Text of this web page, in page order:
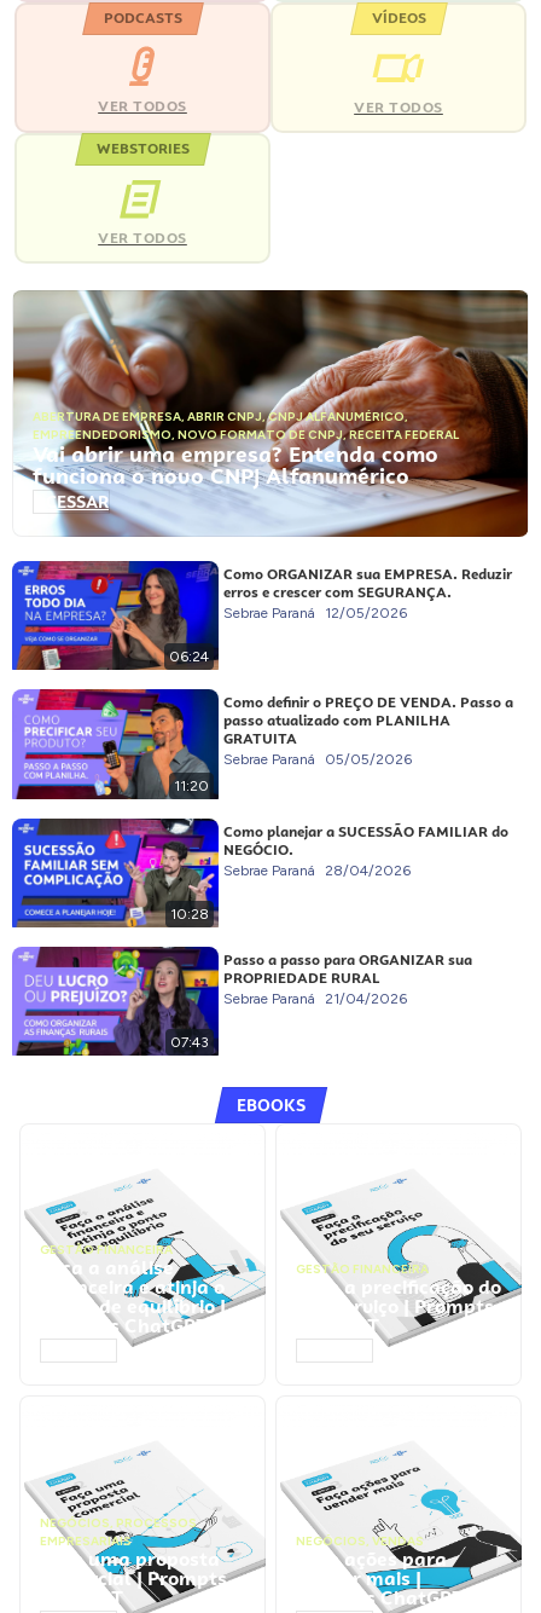
PODCASTS
VER TODOS
VÍDEOS
VER TODOS
WEBSTORIES
VER TODOS
ABERTURA DE EMPRESA, ABRIR CNPJ,CNPJ ALFANUMÉRICO,
EMPREENDEDORISMO, NOVO FORMATO DE CNPJ,RECEITA FEDERAL
Vai abrir uma empresa? Entenda como
funciona o novo CNPJ Alfanumérico
ACESSAR
06:24
Como ORGANIZAR sua EMPRESA. Reduzir
erros e crescer com SEGURANÇA.
Sebrae Paraná 12/05/2026
11:20
Como definir o PREÇO DE VENDA. Passo a
passo atualizado com PLANILHA
GRATUITA
Sebrae Paraná 05/05/2026
10:28
Como planejar a SUCESSÃO FAMILIAR do
NEGÓCIO.
Sebrae Paraná 28/04/2026
07:43
Passo a passo para ORGANIZAR sua
PROPRIEDADE RURAL
Sebrae Paraná 21/04/2026
EBOOKS
GESTÃO FINANCEIRA
Faça a análise
financeira e atinja o
ponto de equilíbrio |
Prompts ChatGPT
GESTÃO FINANCEIRA
Faça a precificação do
seu serviço | Prompts
ChatGPT
NEGÓCIOS, PROCESSOS
EMPRESARIAIS
Faça uma proposta
comercial | Prompts
ChatGPT
NEGÓCIOS, VENDAS
Faça ações para
vender mais |
Prompts ChatGPT